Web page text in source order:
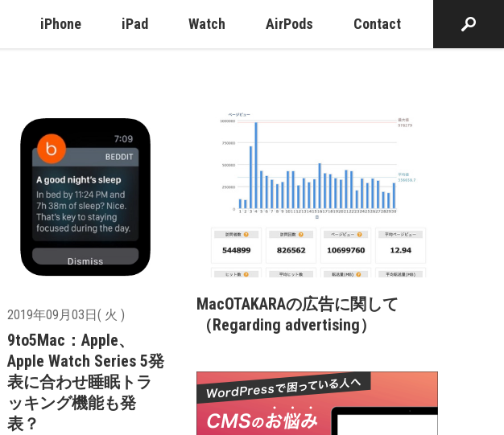
iPhone iPad Watch AirPods Contact
2019年09月03日( 火 )
9to5Mac：Apple、
Apple Watch Series 5発
表に合わせ睡眠トラ
ッキング機能も発
表？
MacOTAKARAの広告に関して
（Regarding advertising）